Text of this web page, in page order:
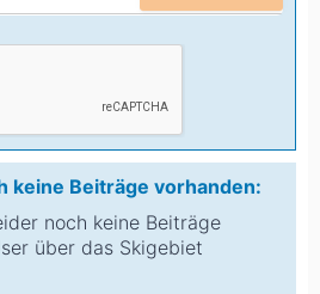
keine Beiträge vorhanden:
noch keine Beiträge
über das Skigebiet